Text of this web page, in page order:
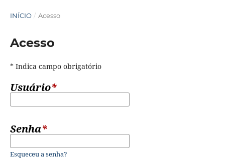
INÍCIO / Acesso
Acesso
* Indica campo obrigatório
Usuário*
Senha*
Esqueceu a senha?